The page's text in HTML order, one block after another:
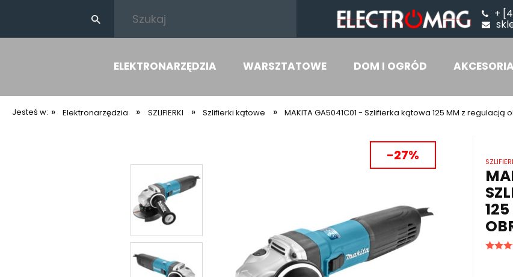
+
ELEKTRONARZĘDZIA WARSZTATOWE DOM I OGRÓD
Jesteś w: » Elektronarzędzia » SZLIFIERKI » Szlifierki kątowe » MAKITA GA5041C01 - Szlifierka kątowa 125 MM z regulacją
-27%